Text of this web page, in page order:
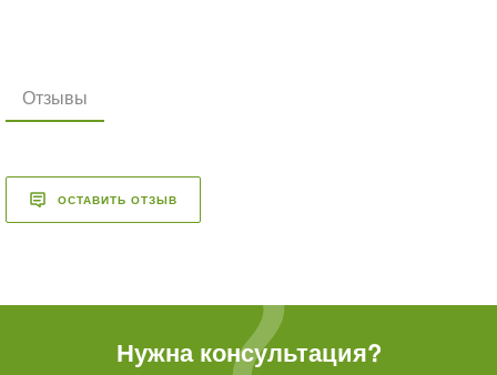
Отзывы
ОСТАВИТЬ ОТЗЫВ
Нужна консультация?